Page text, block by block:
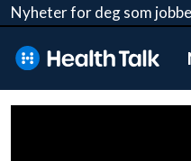
Nyheter for deg som